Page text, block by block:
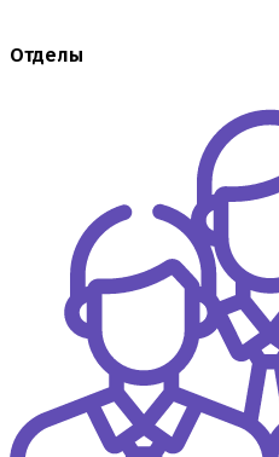
Отделы